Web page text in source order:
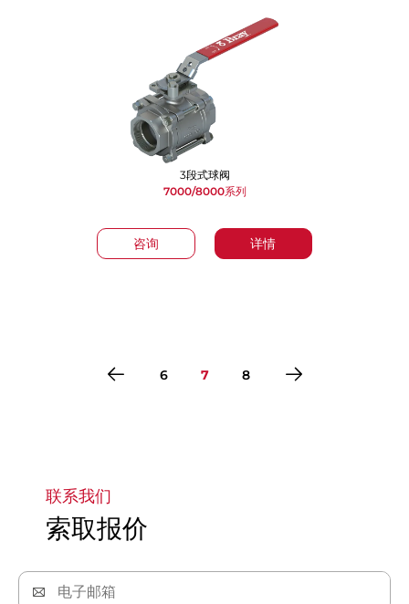
咨询 详情
3段式球阀
7000/8000系列
6 7 8
联系我们
索取报价